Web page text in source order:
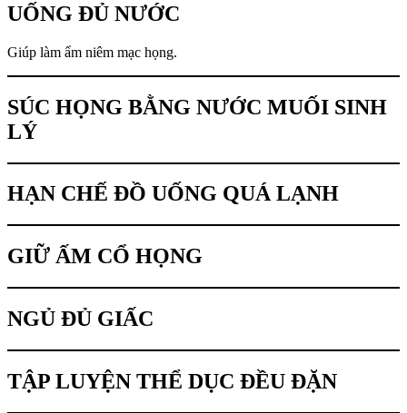
UỐNG ĐỦ NƯỚC
Giúp làm ẩm niêm mạc họng.
SÚC HỌNG BẰNG NƯỚC MUỐI SINH
LÝ
HẠN CHẾ ĐỒ UỐNG QUÁ LẠNH
GIỮ ẤM CỔ HỌNG
NGỦ ĐỦ GIẤC
TẬP LUYỆN THỂ DỤC ĐỀU ĐẶN